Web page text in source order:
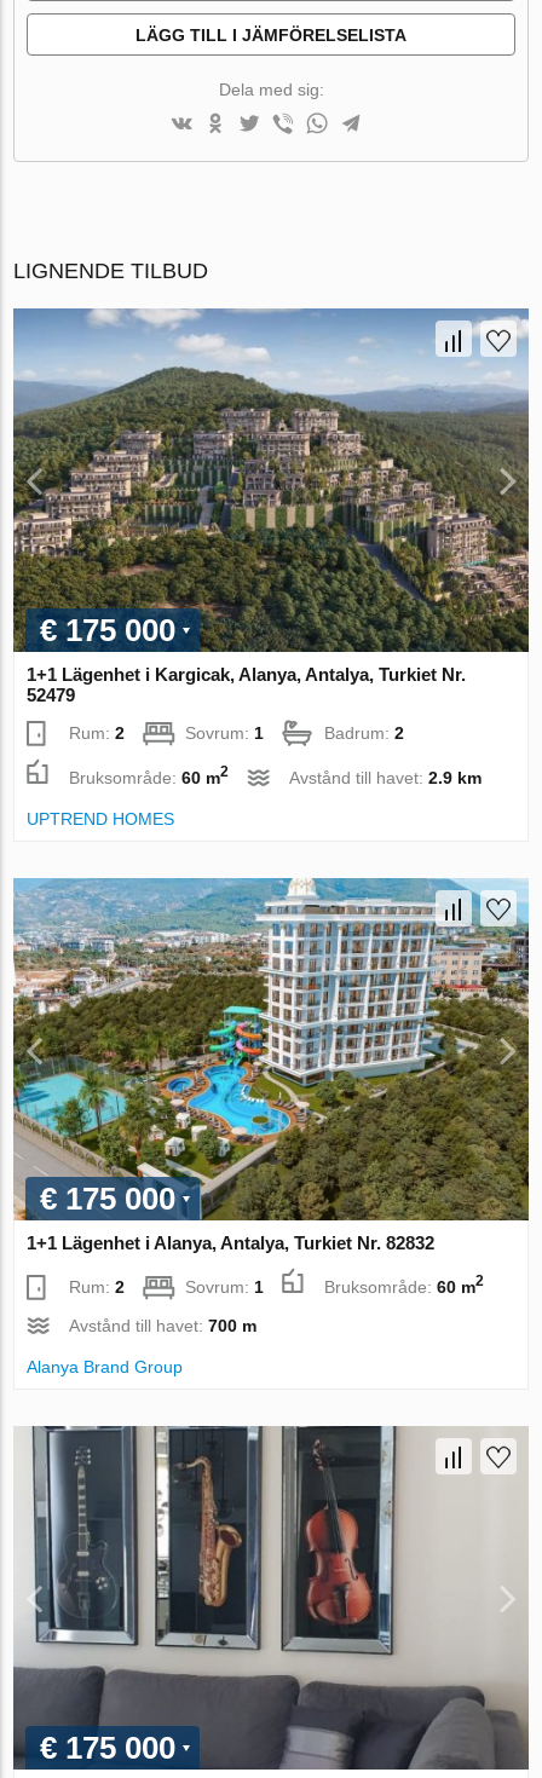
LÄGG TILL I JÄMFÖRELSELISTA
Dela med sig:
LIGNENDE TILBUD
€ 175 000
1+1 Lägenhet i Kargicak, Alanya, Antalya, Turkiet Nr.
52479
Rum:2 Sovrum: 1 Badrum:2
Bruksområde:60 m2 Avstånd till havet:2.9 km
UPTREND HOMES
€ 175 000
1+1 Lägenhet i Alanya, Antalya, Turkiet Nr. 82832
Rum:2 Sovrum: 1 Bruksområde:60 m2
Avstånd till havet:700 m
Alanya Brand Group
€ 175 000